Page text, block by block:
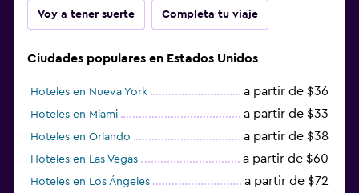
Voy a tener suerte Completa tu viaje
Ciudades populares en Estados Unidos
Hoteles en Nueva York a partir de $36
Hoteles en Miami a partir de $33
Hoteles en Orlando a partir de $38
Hoteles en Las Vegas a partir de $60
Hoteles en Los Ángeles a partir de $72